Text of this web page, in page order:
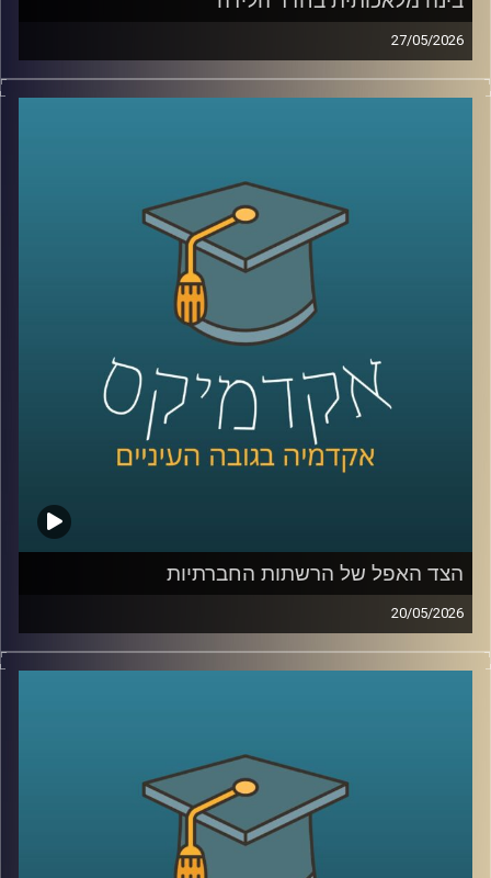
27/05/2026
הרפואה נמצאת היום באחת מנקודות המפנה המשמעותיות
ביותר בתולדותיה.
בינה מלאכותית כבר לא נמצאת רק במעבדות או במחקרים, היא
נכנסת אל תוך חדרי הטיפול, אל תוך רגעים של חוסר ודאות,
ולעיתים גם אל תוך ההחלטות הכי קריטיות שיש.
האם זה הופך את הרפואה למדויקת יותר, או דווקא משנה את
האופן שבו רופאים חושבים, שוקלים ומחליטים?
כדי להבין איך השינוי הזה נראה מבפנים, דווקא באחד
התחומים הכי רגישים ומורכבים ברפואה, עולם הלידות, נמצאת
איתנו היום פרופ’ אסנת ולפיש, מנהלת בית החולים לנשים
בבילינסון ומשנה לדיקן בית הספר לרפואה באוניברסיטת
שנמצאת בחזית של שילוב טכנולוגיות מתקדמות ברפואה לצד
עבודה קלינית יומיומית בקבלת החלטות בזמן אמת.
קרדיט תמונות:AudioVersity
הצד האפל של הרשתות החברתיות
20/05/2026
בשנים האחרונות, הרשתות החברתיות הפכו מפלטפורמה
שמקשרת בין אנשים בעיקר לדבר מרכזי בחיי רוב האנשים,
שמירה על קשר עם חברים, מציאת עבודה, אבל גם המון דברים
שליליים, אנחנו נחשפים לדברים שעושים לנו רע, מתגברים
יכולים לפתח הפרעות אכילה או דיכאון ועל אף שרובנו מבינים
את הנזקים הפוטנציאלים קשה לנו להתנתק או אפילו להמעיט